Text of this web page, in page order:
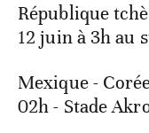
République
12 juin à 3h au
Mexique -
02h - Stade